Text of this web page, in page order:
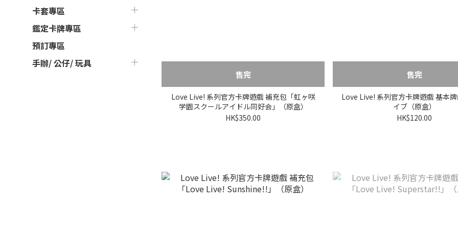
卡套專區
鑑定卡牌專區
預訂專區
手辦/ 公仔/ 玩具
售完
Love Live! 系列官方卡牌遊戲 補充包「虹ヶ咲
学園スクールアイドル同好会」（原盒）
HK$350.00
售完
Love Live! 系列官方卡牌遊戲 基本
イブ（原盒）
HK$120.00